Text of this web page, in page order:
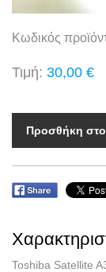
Κωδικός
Τιμή: 30,00 €
Προσθήκη στο
Toshiba Satellite